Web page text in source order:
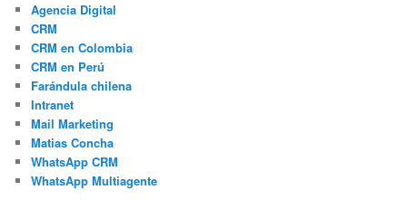
Agencia Digital
CRM
CRM en Colombia
CRM en Perú
Farándula chilena
Intranet
Mail Marketing
Matias Concha
WhatsApp CRM
WhatsApp Multiagente